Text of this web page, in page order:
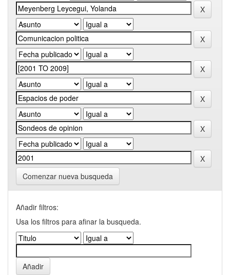
Comenzar nueva busqueda
Añadir filtros:
Usa los filtros para afinar la busqueda.